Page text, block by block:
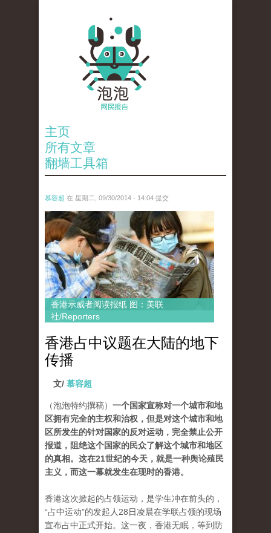
主页
所有文章
翻墙工具箱
慕容超 在 星期二, 09/30/2014 - 14:04 提交
reporters_17707571.jpg
香港示威者阅读报纸 图：美联
社/Reporters
香港占中议题在大陆的地下
传播
文/ 慕容超
（泡泡特约撰稿） 一个国家宣称对一个城市和地
区拥有完全的主权和治权，但是对这个城市和地
区所发生的针对国家的反对运动，完全禁止公开
报道，阻绝这个国家的民众了解这个城市和地区
的真相。这在21世纪的今天，就是一种舆论殖民
主义，而这一幕就发生在现时的香港。
香港这次掀起的占领运动，是学生冲在前头的，
“占中运动”的发起人28日凌晨在学联占领的现场
宣布占中正式开始。这一夜，香港无眠，等到防